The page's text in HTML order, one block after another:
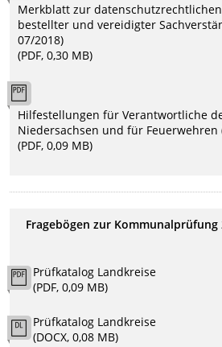
Merkblatt zur
bestellter und vereidigter
07/2018)
(PDF, 0,30 MB)
Hilfestellungen für Verantwortliche
Niedersachsen und für Feuerwehren
(PDF, 0,09 MB)
Fragebögen zur Kommunalprüfung
Prüfkatalog Landkreise
(PDF, 0,09 MB)
Prüfkatalog Landkreise
(DOCX, 0,08 MB)